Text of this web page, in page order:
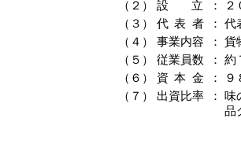
（２）
設 立 ：
（３）
代表 者 ：
代
（４）
事業内容 ：
貨
（５）
従業員数 ：
約
（６）
資本 金 ：
９
（７）
出資比率 ：
味
品